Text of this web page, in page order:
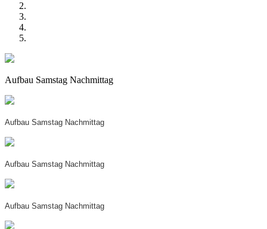
Aufbau Samstag Nachmittag
Aufbau Samstag Nachmittag
Aufbau Samstag Nachmittag
Aufbau Samstag Nachmittag